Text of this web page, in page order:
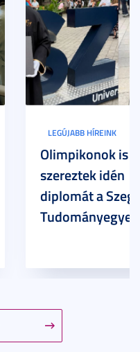
LEGÚJABB HÍREINK
Olimpikonok is
szereztek idén
diplomát a